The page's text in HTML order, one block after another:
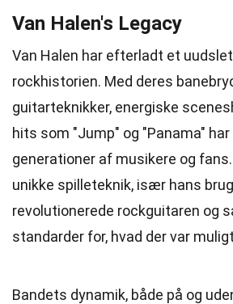
Van Halen's Legacy
Van Halen har efterladt et
rockhistorien. Med deres
guitarteknikker, energiske
hits som "Jump" og "Panama"
generationer af musikere og
unikke spilleteknik, især hans
revolutionerede rockguitaren og
standarder for, hvad der var
Bandets dynamik, både på og